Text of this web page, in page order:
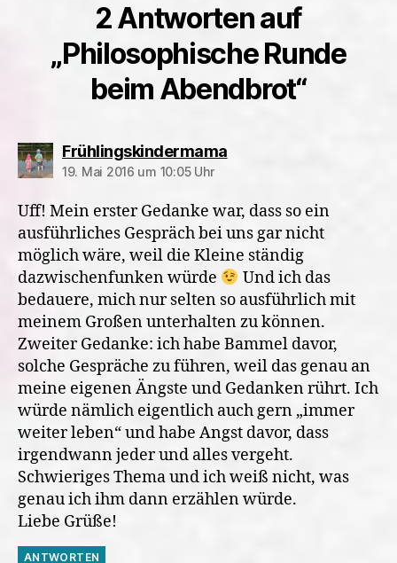
2 Antworten auf
„Philosophische Runde
beim Abendbrot“
Frühlingskindermamasagt:
19. Mai 2016 um 10:05 Uhr
Uff! Mein erster Gedanke war, dass so ein
ausführliches Gespräch bei uns gar nicht
möglich wäre, weil die Kleine ständig
dazwischenfunken würde
Und ich das
bedauere, mich nur selten so ausführlich mit
meinem Großen unterhalten zu können.
Zweiter Gedanke: ich habe Bammel davor,
solche Gespräche zu führen, weil das genau an
meine eigenen Ängste und Gedanken rührt. Ich
würde nämlich eigentlich auch gern „immer
weiter leben“ und habe Angst davor, dass
irgendwann jeder und alles vergeht.
Schwieriges Thema und ich weiß nicht, was
genau ich ihm dann erzählen würde.
Liebe Grüße!
ANTWORTEN